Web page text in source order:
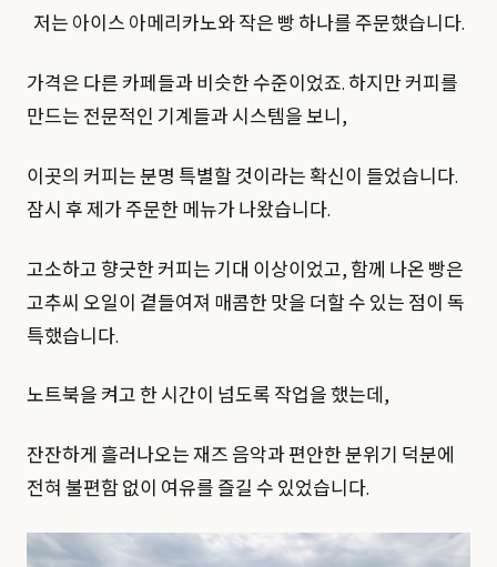
저는 아이스 아메리카노와 작은 빵 하나를 주문했습니다.
가격은 다른 카페들과 비슷한 수준이었죠. 하지만 커피를
만드는 전문적인 기계들과 시스템을 보니,
이곳의 커피는 분명 특별할 것이라는 확신이 들었습니다.
잠시 후 제가 주문한 메뉴가 나왔습니다.
고소하고 향긋한 커피는 기대 이상이었고, 함께 나온 빵은
고추씨 오일이 곁들여져 매콤한 맛을 더할 수 있는 점이 독
특했습니다.
노트북을 켜고 한 시간이 넘도록 작업을 했는데,
잔잔하게 흘러나오는 재즈 음악과 편안한 분위기 덕분에
전혀 불편함 없이 여유를 즐길 수 있었습니다.